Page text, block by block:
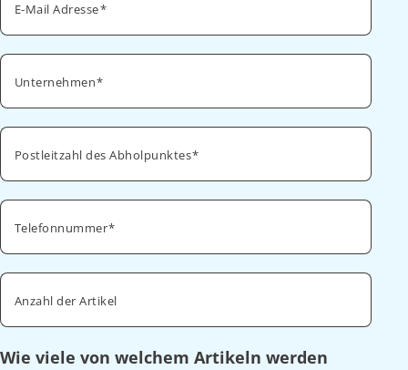
E-Mail Adresse
Unternehmen
Postleitzahl des Abholpunktes
Telefonnummer
Anzahl der Artikel
Wie viele von welchem Artikeln werden